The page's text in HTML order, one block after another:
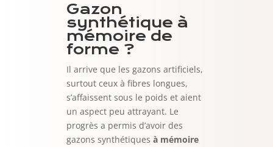
Gazon
synthétique à
mémoire de
forme ?
Il arrive que les gazons artificiels,
surtout ceux à fibres longues,
s’affaissent sous le poids et aient
un aspect peu attrayant. Le
progrès a permis d’avoir des
gazons synthétiques à mémoire